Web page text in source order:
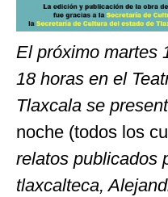
El próximo martes
18 horas en el
Tlaxcala se
noche (todos los
relatos publicados
tlaxcalteca,